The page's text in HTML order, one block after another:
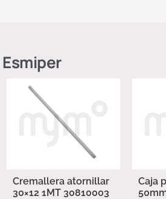
Esmiper
Cremallera atornillar
30×12 1MT 30810003
Caja